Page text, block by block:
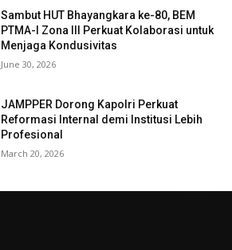
Sambut HUT Bhayangkara ke-80, BEM
PTMA-I Zona III Perkuat Kolaborasi untuk
Menjaga Kondusivitas
June 30, 2026
JAMPPER Dorong Kapolri Perkuat
Reformasi Internal demi Institusi Lebih
Profesional
March 20, 2026